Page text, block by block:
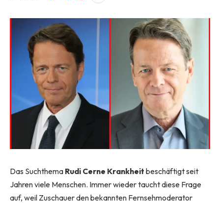
Das Suchthema Rudi Cerne Krankheit beschäftigt seit
Jahren viele Menschen. Immer wieder taucht diese Frage
auf, weil Zuschauer den bekannten Fernsehmoderator